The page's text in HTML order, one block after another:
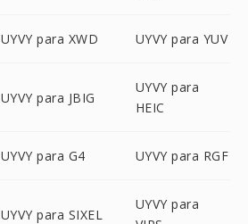
UYVY para XWD UYVY para YUV
UYVY para JBIG
UYVY para
HEIC
UYVY para G4 UYVY para RGF
UYVY para SIXEL
UYVY para